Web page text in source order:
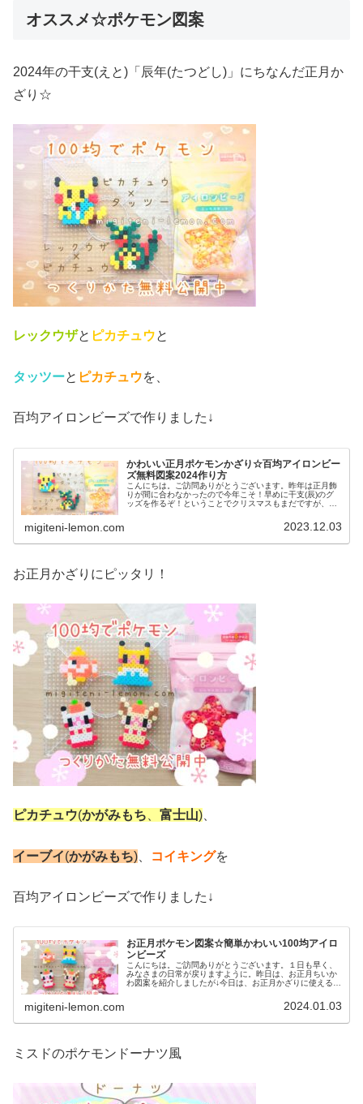
オススメ☆ポケモン図案
2024年の干支(えと)「辰年(たつどし)」にちなんだ正月か
ざり☆
レックウザと ピカチュウと
タッツーと ピカチュウを、
百均アイロンビーズで作りました↓
かわいい正月ポケモンかざり☆百均アイロンビー
ズ無料図案2024作り方
こんにちは。ご訪問ありがとうございます。昨年は正月飾
りが間に合わなかったので今年こそ！早めに干支(辰)のグ
ッズを作るぞ！ということでクリスマスもまだですが、来
migiteni-lemon.com 2023.12.03
お正月かざりにピッタリ！
ピカチュウ(かがみもち 富士山)
イーブイ(かがみもち) コイキングを
百均アイロンビーズで作りました↓
お正月ポケモン図案☆簡単かわいい100均アイロ
ンビーズ
こんにちは。ご訪問ありがとうございます。１日も早く、
みなさまの日常が戻りますように。昨日は、お正月ちいか
わ図案を紹介しましたが↓今日は、お正月かざりに使えるポ
migiteni-lemon.com 2024.01.03
ミスドのポケモンドーナツ風